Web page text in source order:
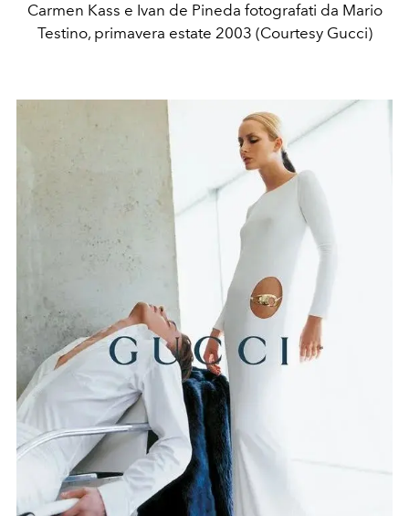
Carmen Kass e Ivan de Pineda fotografati da Mario
Testino, primavera estate 2003 (Courtesy Gucci)